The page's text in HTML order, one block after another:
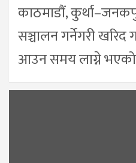
काठमाडौं,
सञ्चालन गर्नेगरी
आउन समय लाग्ने